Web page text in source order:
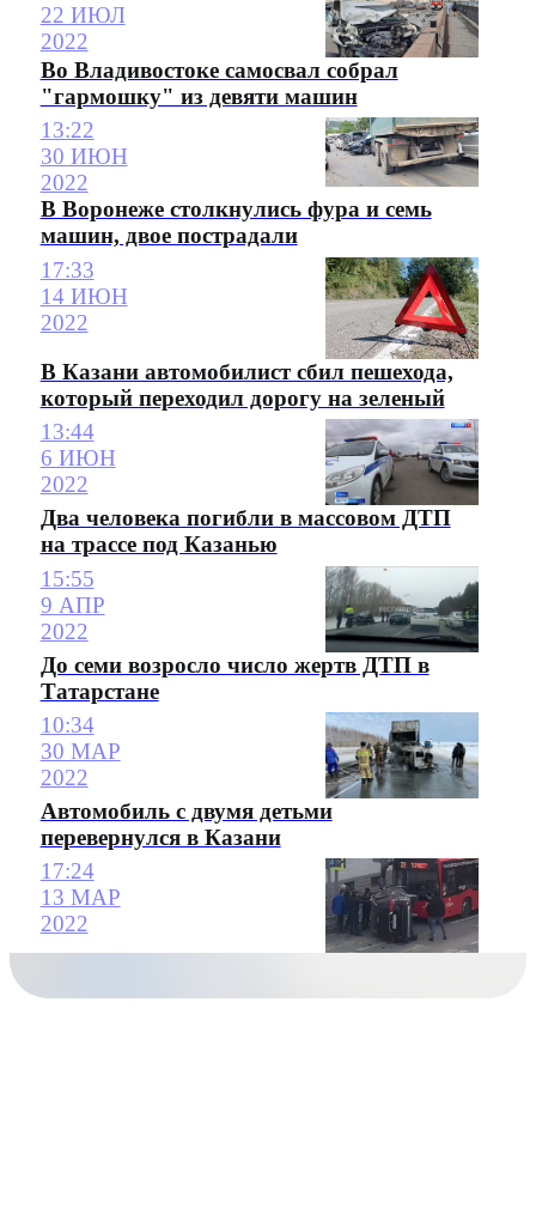
22 ИЮЛ
2022
Во Владивостоке самосвал собрал
"гармошку" из девяти машин
13:22
30 ИЮН
2022
В Воронеже столкнулись фура и семь
машин, двое пострадали
17:33
14 ИЮН
2022
В Казани автомобилист сбил пешехода,
который переходил дорогу на зеленый
13:44
6 ИЮН
2022
Два человека погибли в массовом ДТП
на трассе под Казанью
15:55
9 АПР
2022
До семи возросло число жертв ДТП в
Татарстане
10:34
30 МАР
2022
Автомобиль с двумя детьми
перевернулся в Казани
17:24
13 МАР
2022